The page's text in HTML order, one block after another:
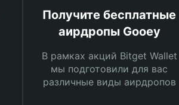
Получите бесплатные
аирдропы Gooey
В рамках акций Bitget Wallet
мы подготовили для вас
различные виды аирдропов